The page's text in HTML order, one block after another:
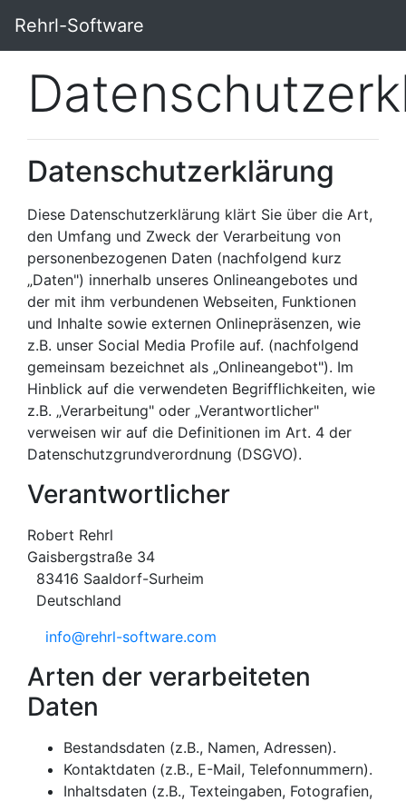
Rehrl-Software
Datenschutzerklärung
Diese Datenschutzerklärung klärt Sie über die Art,
den Umfang und Zweck der Verarbeitung von
personenbezogenen Daten (nachfolgend kurz
„Daten") innerhalb unseres Onlineangebotes und
der mit ihm verbundenen Webseiten, Funktionen
und Inhalte sowie externen Onlinepräsenzen, wie
z.B. unser Social Media Profile auf. (nachfolgend
gemeinsam bezeichnet als „Onlineangebot"). Im
Hinblick auf die verwendeten Begrifflichkeiten, wie
z.B. „Verarbeitung" oder „Verantwortlicher"
verweisen wir auf die Definitionen im Art. 4 der
Datenschutzgrundverordnung (DSGVO).
Verantwortlicher
Robert Rehrl
Gaisbergstraße 34
83416 Saaldorf-Surheim
Deutschland
info@rehrl-software.com
Arten der verarbeiteten
Daten
Bestandsdaten (z.B., Namen, Adressen).
Kontaktdaten (z.B., E-Mail, Telefonnummern).
Inhaltsdaten (z.B., Texteingaben, Fotografien,